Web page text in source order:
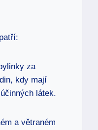
za
kdy mají
látek.
a větraném